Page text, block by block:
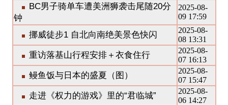
BC男子骑单车遭美洲狮袭击尾随20分
钟
2025-08-
09 17:59
挪威徒步1 自北向南绝美景色快闪
2025-08-
08 13:31
重访落基山行程安排＋衣食住行
2025-08-
07 16:13
鳗鱼饭与日本的盛夏（图）
2025-08-
07 15:47
走进《权力的游戏》里的“君临城”
2025-08-
06 14:27